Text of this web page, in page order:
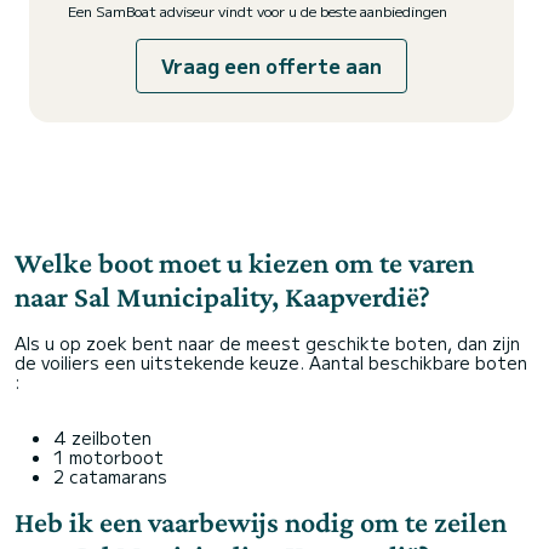
Een SamBoat adviseur vindt voor u de beste aanbiedingen
Vraag een offerte aan
Welke boot moet u kiezen om te varen
naar Sal Municipality, Kaapverdië?
Als u op zoek bent naar de meest geschikte boten, dan zijn
de voiliers een uitstekende keuze. Aantal beschikbare boten
:
4 zeilboten
1 motorboot
2 catamarans
Heb ik een vaarbewijs nodig om te zeilen